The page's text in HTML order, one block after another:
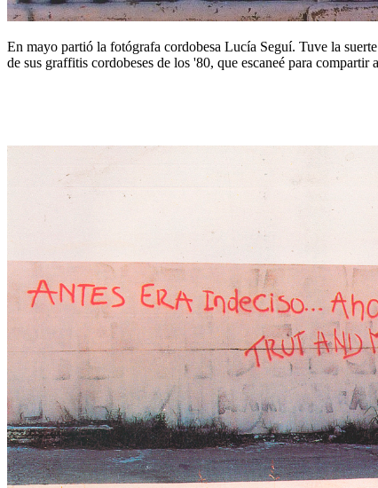
En mayo partió la fotógrafa cordobesa Lucía Seguí. Tuve la
de sus graffitis cordobeses de los '80, que escaneé para compartir